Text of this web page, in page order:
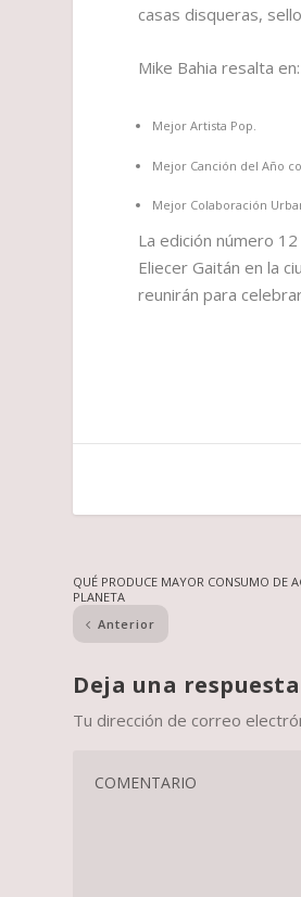
casas disqueras,
Mike Bahia resalta en:
Mejor Artista Pop.
Mejor Canción del Año
Mejor Colaboración
La edición número
Eliecer Gaitán en la
reunirán para
QUÉ PRODUCE MAYOR CONSUMO DE
PLANETA
Anterior
Deja una respuesta
Tu dirección de correo